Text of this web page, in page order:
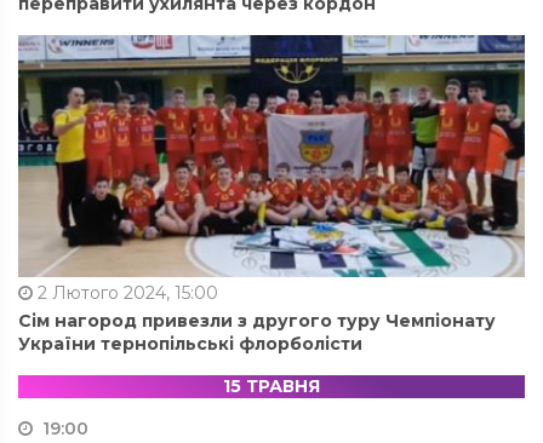
2 Лютого 2024, 15:00
Сім нагород привезли з другого туру Чемпіонату
України тернопільські флорболісти
15 ТРАВНЯ
19:00